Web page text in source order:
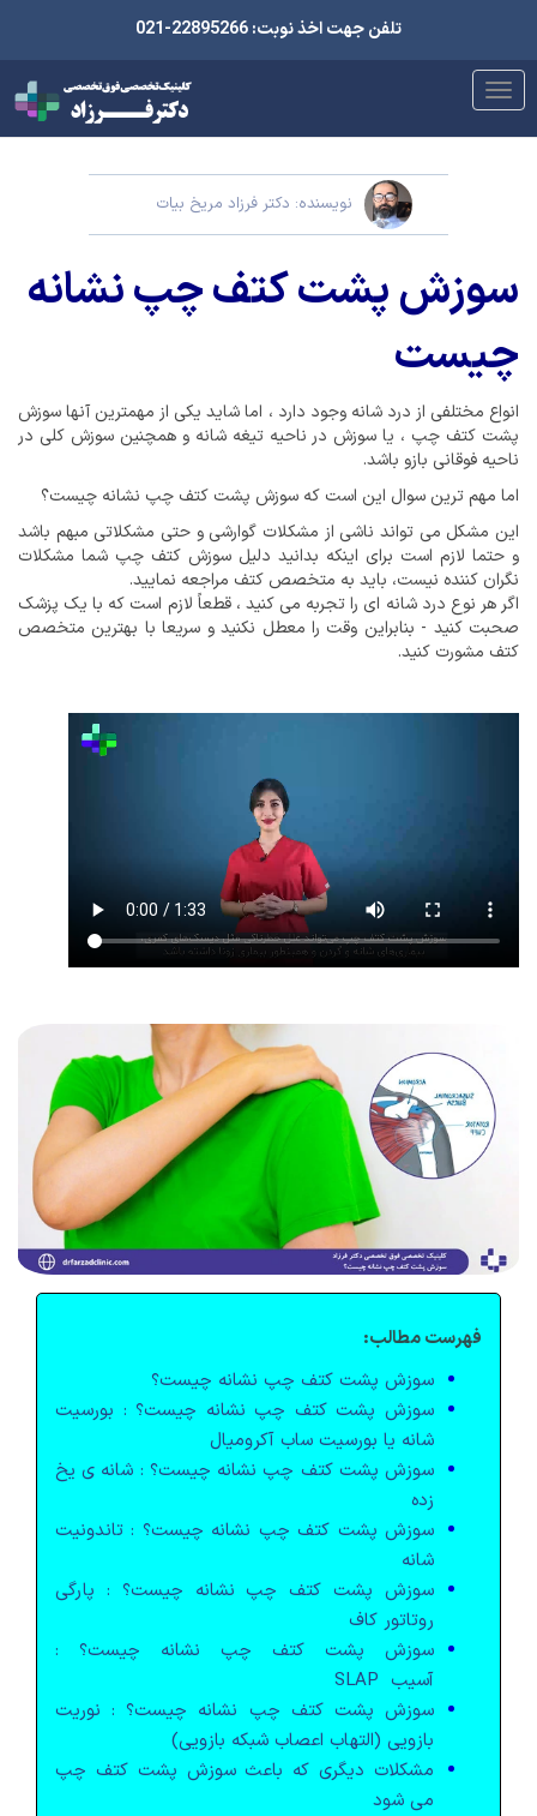
تلفن جهت اخذ نوبت: 22895266-021
نویسنده: دکتر فرزاد مریخ بیات
سوزش پشت کتف چپ نشانه
چیست
انواع مختلفی از درد شانه وجود دارد ، اما شاید یکی از مهمترین آنها سوزش
پشت کتف چپ ، یا سوزش در ناحیه تیغه شانه و همچنین سوزش کلی در
ناحیه فوقانی بازو باشد.
اما مهم ترین سوال این است که سوزش پشت کتف چپ نشانه چیست؟
این مشکل می تواند ناشی از مشکلات گوارشی و حتی مشکلاتی مبهم باشد
و حتما لازم است برای اینکه بدانید دلیل سوزش کتف چپ شما مشکلات
نگران کننده نیست، باید به متخصص کتف مراجعه نمایید.
اگر هر نوع درد شانه ای را تجربه می کنید ، قطعاً لازم است که با یک پزشک
صحبت کنید - بنابراین وقت را معطل نکنید و سریعا با بهترین متخصص
کتف مشورت کنید.
فهرست مطالب:
سوزش پشت کتف چپ نشانه چیست؟
سوزش پشت کتف چپ نشانه چیست؟ : بورسیت
شانه یا بورسیت ساب آکرومیال
سوزش پشت کتف چپ نشانه چیست؟ : شانه ی یخ
زده
سوزش پشت کتف چپ نشانه چیست؟ : تاندونیت
شانه
سوزش پشت کتف چپ نشانه چیست؟ : پارگی
روتاتور کاف
سوزش پشت کتف چپ نشانه چیست؟ :
آسیب SLAP
سوزش پشت کتف چپ نشانه چیست؟ : نوریت
بازویی (التهاب اعصاب شبکه بازویی)
مشکلات دیگری که باعث سوزش پشت کتف چپ
می شود